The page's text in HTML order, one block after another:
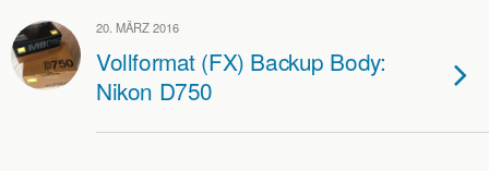
20. MÄRZ 2016
Vollformat (FX) Backup Body:
Nikon D750